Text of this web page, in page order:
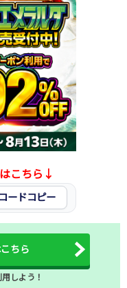
こちら↓
ードコピー
ちら
しよう！